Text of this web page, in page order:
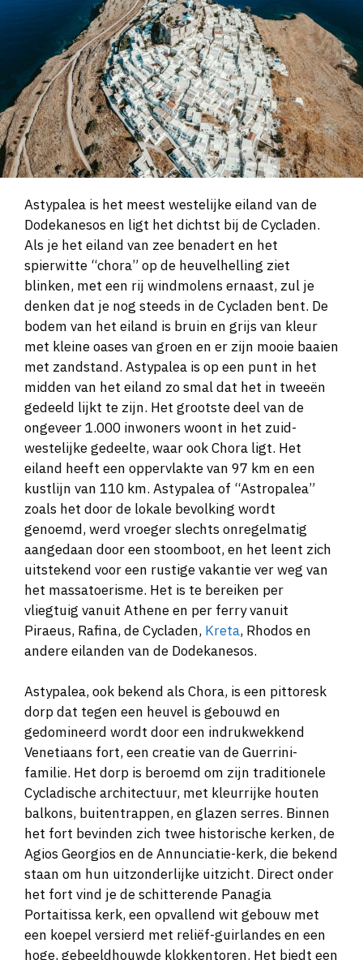
Astypalea is het meest westelijke eiland van de
Dodekanesos en ligt het dichtst bij de Cycladen.
Als je het eiland van zee benadert en het
spierwitte “chora” op de heuvelhelling ziet
blinken, met een rij windmolens ernaast, zul je
denken dat je nog steeds in de Cycladen bent. De
bodem van het eiland is bruin en grijs van kleur
met kleine oases van groen en er zijn mooie baaien
met zandstand. Astypalea is op een punt in het
midden van het eiland zo smal dat het in tweeën
gedeeld lijkt te zijn. Het grootste deel van de
ongeveer 1.000 inwoners woont in het zuid-
westelijke gedeelte, waar ook Chora ligt. Het
eiland heeft een oppervlakte van 97 km en een
kustlijn van 110 km. Astypalea of “Astropalea”
zoals het door de lokale bevolking wordt
genoemd, werd vroeger slechts onregelmatig
aangedaan door een stoomboot, en het leent zich
uitstekend voor een rustige vakantie ver weg van
het massatoerisme. Het is te bereiken per
vliegtuig vanuit Athene en per ferry vanuit
Piraeus, Rafina, de Cycladen, Kreta, Rhodos en
andere eilanden van de Dodekanesos.
Astypalea, ook bekend als Chora, is een pittoresk
dorp dat tegen een heuvel is gebouwd en
gedomineerd wordt door een indrukwekkend
Venetiaans fort, een creatie van de Guerrini-
familie. Het dorp is beroemd om zijn traditionele
Cycladische architectuur, met kleurrijke houten
balkons, buitentrappen, en glazen serres. Binnen
het fort bevinden zich twee historische kerken, de
Agios Georgios en de Annunciatie-kerk, die bekend
staan om hun uitzonderlijke uitzicht. Direct onder
het fort vind je de schitterende Panagia
Portaitissa kerk, een opvallend wit gebouw met
een koepel versierd met reliëf-guirlandes en een
hoge, gebeeldhouwde klokkentoren. Het biedt een